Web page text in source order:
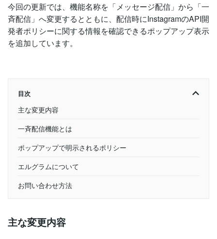
今回の更新では、機能名称を「メッセージ配信」から「一
斉配信」へ変更するとともに、配信時にInstagramのAPI開
発者ポリシーに関する情報を確認できるポップアップ表示
を追加しています。
目次
主な変更内容
一斉配信機能とは
ポップアップで明示されるポリシー
エルグラムについて
お問い合わせ方法
主な変更内容